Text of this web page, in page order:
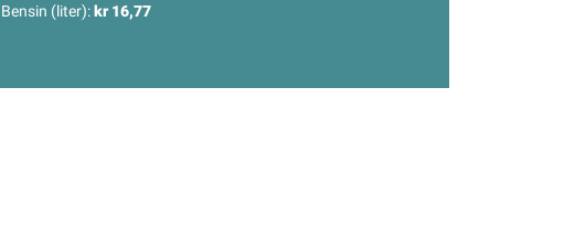
Bensin (liter):kr 16,77